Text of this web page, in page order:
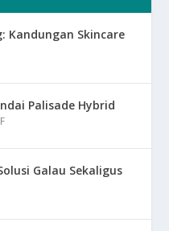
Kandungan Skincare
Palisade Hybrid
Galau Sekaligus